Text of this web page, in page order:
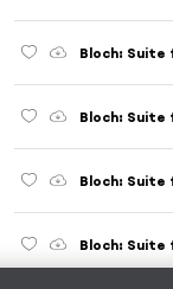
Bloch: Suite
Bloch: Suite
Bloch: Suite
Bloch: Suite